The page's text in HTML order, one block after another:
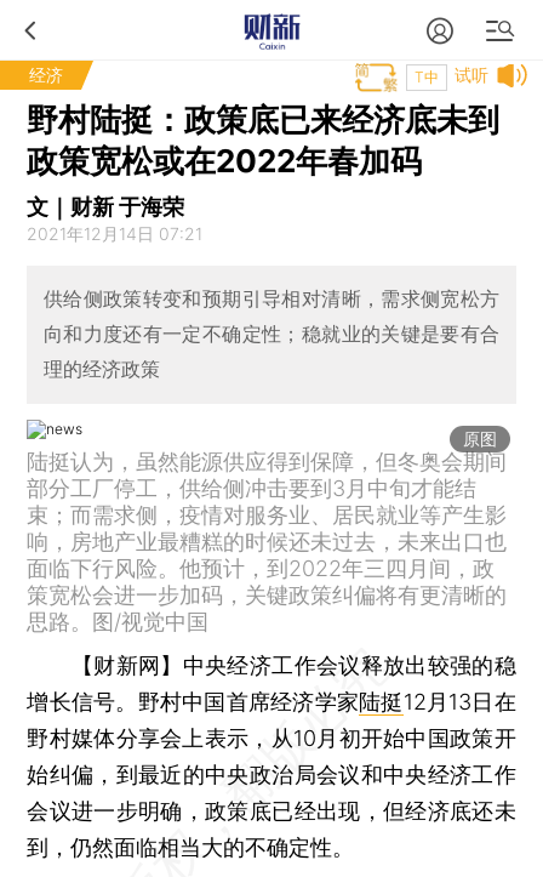
经济 试听
T中
野村陆挺：政策底已来经济底未到
政策宽松或在2022年春加码
文｜财新 于海荣
2021年12月14日 07:21
供给侧政策转变和预期引导相对清晰，需求侧宽松方
向和力度还有一定不确定性；稳就业的关键是要有合
理的经济政策
原图
陆挺认为，虽然能源供应得到保障，但冬奥会期间
部分工厂停工，供给侧冲击要到3月中旬才能结
束；而需求侧，疫情对服务业、居民就业等产生影
响，房地产业最糟糕的时候还未过去，未来出口也
面临下行风险。他预计，到2022年三四月间，政
策宽松会进一步加码，关键政策纠偏将有更清晰的
思路。图/视觉中国
【财新网】 中央经济工作会议释放出较强的稳
增长信号。野村中国首席经济学家陆挺12月13日在
野村媒体分享会上表示，从10月初开始中国政策开
始纠偏，到最近的中央政治局会议和中央经济工作
会议进一步明确，政策底已经出现，但经济底还未
到，仍然面临相当大的不确定性。